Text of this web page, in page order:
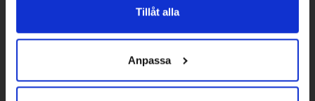
Tillåt alla
Anpassa